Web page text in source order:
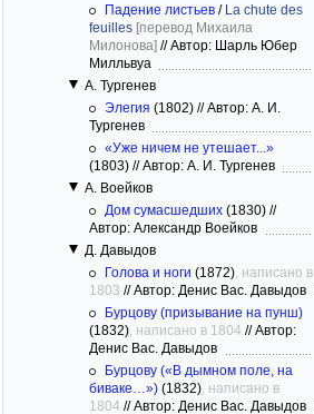
Падение листьев / La chute des
feuilles [перевод Михаила
Милонова] //Автор: Шарль Юбер
Милльвуа
А. Тургенев
Элегия (1802) //Автор: А. И.
Тургенев
«Уже ничем не утешает...»
(1803) //Автор: А. И. Тургенев
А. Воейков
Дом сумасшедших (1830) //
Автор: Александр Воейков
Д. Давыдов
Голова и ноги (1872) , написано в
1803 //Автор: Денис Вас. Давыдов
Бурцову (призывание на пунш)
(1832) , написано в 1804 //Автор:
Денис Вас. Давыдов
Бурцову («В дымном поле, на
биваке…») (1832) , написано в
1804 //Автор: Денис Вас. Давыдов